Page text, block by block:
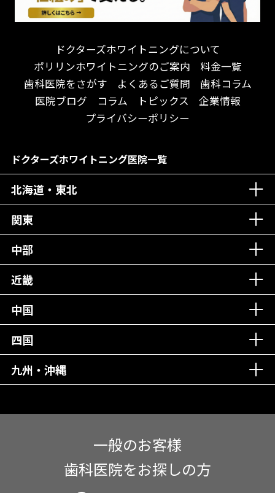
ドクターズホワイトニングについて
ポリリンホワイトニングのご案内
料金一覧
歯科医院をさがす
よくあるご質問
歯科コラム
医院ブログ
コラム トピックス
企業情報
プライバシーポリシー
ドクターズホワイトニング医院一覧
北海道・東北
関東
中部
近畿
中国
四国
九州・沖縄
一般のお客様
歯科医院をお探しの方